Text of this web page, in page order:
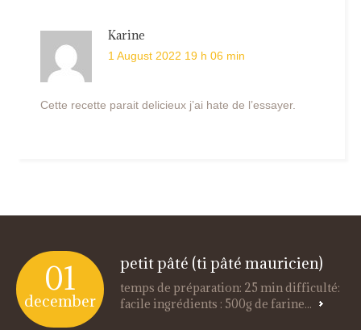
Karine
1 August 2022 19 h 06 min
Cette recette parait delicieux j’ai hate de l’essayer.
01
december
petit pâté (ti pâté mauricien)
temps de préparation: 25 min difficulté:
facile ingrédients : 500g de farine...